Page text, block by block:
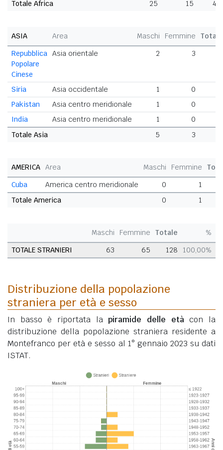
Totale Africa 25 15 40
ASIA Area Maschi Femmine
Totale
Repubblica
Popolare
Cinese
Asia orientale 2 3
Siria Asia occidentale 1 0
Pakistan
Asia centro meridionale 1 0
India
Asia centro meridionale 1 0
Totale Asia
5 3
AMERICA Area Maschi Femmine
Cuba
America centro meridionale 0
1
Totale America
0 1
Maschi Femmine Totale
%
TOTALE STRANIERI
63 65 128 100,00%
Distribuzione della popolazione
straniera per età e sesso
In basso è riportata lapiramide delle etàcon la
distribuzione della popolazione straniera residente a
Montefranco per età e sesso al 1° gennaio 2023 su dati
ISTAT.